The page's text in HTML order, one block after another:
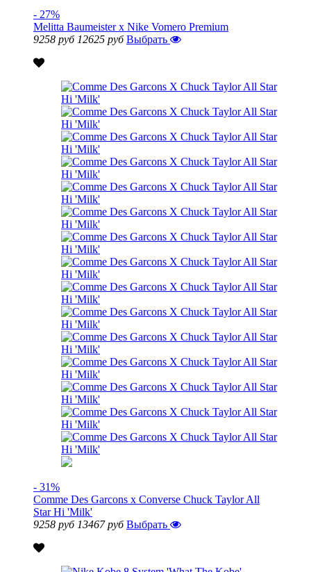
- 27%
Melitta Baumeister x Nike Vomero Premium
9258 руб 12625 руб Выбрать
- 31%
Comme Des Garcons x Converse Chuck Taylor All
Star Hi 'Milk'
9258 руб 13467 руб Выбрать